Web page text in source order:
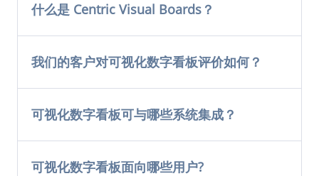
什么是 Centric Visual Boards？
我们的客户对可视化数字看板评价如何？
可视化数字看板可与哪些系统集成？
可视化数字看板面向哪些用户?